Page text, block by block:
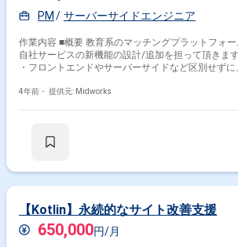
PM
サーバーサイドエンジニア
作業内容 ■概要 教育系のマッチングプラットフォ
自社サービスの新機能の設計/追加を担って頂きます。 ■具体的な作業
・フロントエンドやサーバーサイドなど区別せず
な分野で力を発揮したいと考えている方を歓迎しま
環境： ■プログラミング言語：Ruby JavaScript
4年前・ 提供元: Midworks
【Kotlin】永続的なサイト改善支援
650,000円/月
その他開発言語・スキルから探す
AWS Ruby Rails JavaScript
TypeScript
PostgreSQL
Vue.js
サーバーサイドエンジニア